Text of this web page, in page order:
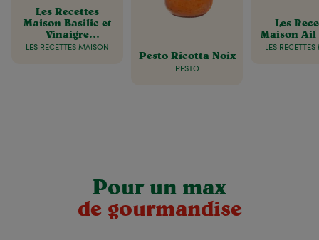
Les Recettes
Maison Basilic et
Vinaigre
balsamique de
LES RECETTES MAISON
Pesto Ricotta Noix
PESTO
Les
Maison Ail
LES
Pour un max
de gourmandise